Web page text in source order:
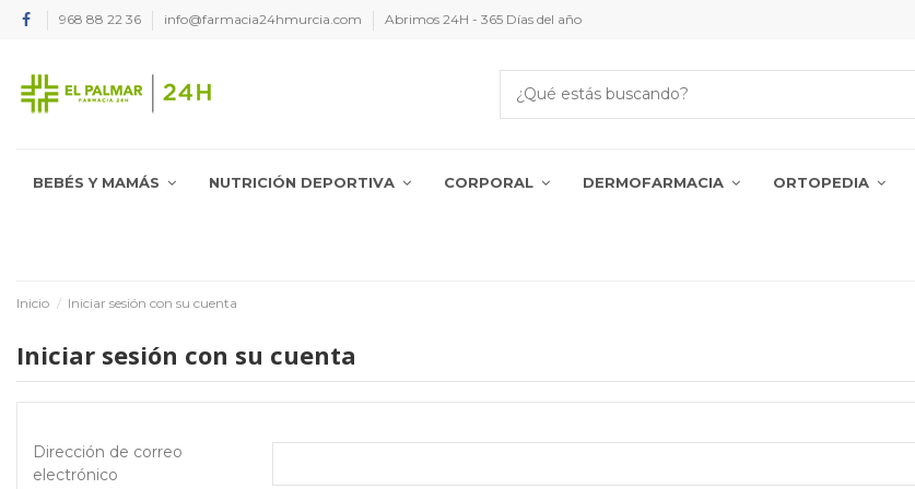
968 88 22 36 info@farmacia24hmurcia.com Abrimos 24H - 365 Días del año
BEBÉS Y MAMÁS NUTRICIÓN DEPORTIVA CORPORAL DERMOFARMACIA ORTOPEDIA
Inicio Iniciar sesión con su cuenta
Iniciar sesión con su cuenta
Dirección de correo
electrónico